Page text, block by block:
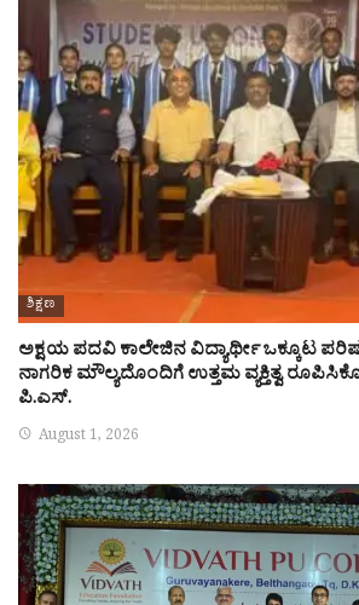
ಶಿಕ್ಷಣ
ಅಕ್ಷಯ ಪದವಿ ಕಾಲೇಜಿನ ವಿದ್ಯಾರ್ಥೀ ಒಕ್ಕೂಟ
ನಾಗರಿಕ ಮೌಲ್ಯದೊಂದಿಗೆ ಉತ್ತಮ ವ್ಯಕ್ತಿತ್ವ
ಪಿ.ಎಸ್.
August 1, 2026